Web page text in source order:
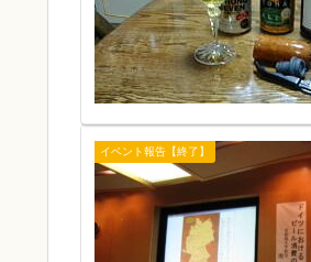
イベント報告【終了】